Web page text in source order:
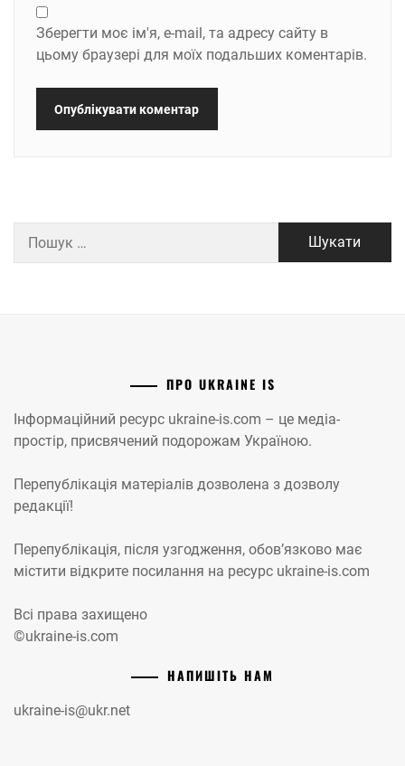
Зберегти моє ім'я, e-mail, та адресу сайту в
цьому браузері для моїх подальших коментарів.
ПРО UKRAINE IS
Інформаційний ресурс ukraine-is.com – це медіа-
простір, присвячений подорожам Україною.
Перепублікація матеріалів дозволена з дозволу
редакції!
Перепублікація, після узгодження, обов’язково має
містити відкрите посилання на ресурс ukraine-is.com
Всі права захищено
©ukraine-is.com
НАПИШІТЬ НАМ
ukraine-is@ukr.net